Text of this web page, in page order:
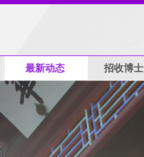
最新动态 招收博